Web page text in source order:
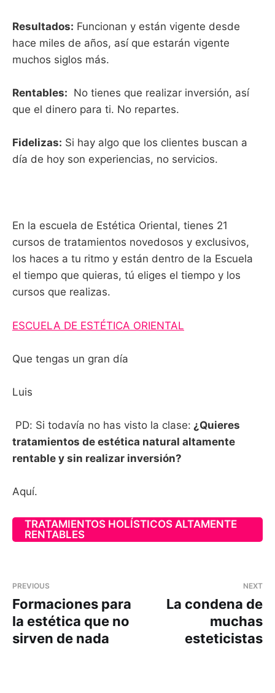
Resultados: Funcionan y están vigente desde
hace miles de años, así que estarán vigente
muchos siglos más.
Rentables: No tienes que realizar inversión, así
que el dinero para ti. No repartes.
Fidelizas: Si hay algo que los clientes buscan a
día de hoy son experiencias, no servicios.
En la escuela de Estética Oriental, tienes 21
cursos de tratamientos novedosos y exclusivos,
los haces a tu ritmo y están dentro de la Escuela
el tiempo que quieras, tú eliges el tiempo y los
cursos que realizas.
ESCUELA DE ESTÉTICA ORIENTAL
Que tengas un gran día
Luis
PD: Si todavía no has visto la clase: ¿Quieres
tratamientos de estética natural altamente
rentable y sin realizar inversión?
Aquí.
TRATAMIENTOS HOLÍSTICOS ALTAMENTE
RENTABLES
PREVIOUS
Formaciones para
la estética que no
sirven de nada
NEXT
La condena de
muchas
esteticistas